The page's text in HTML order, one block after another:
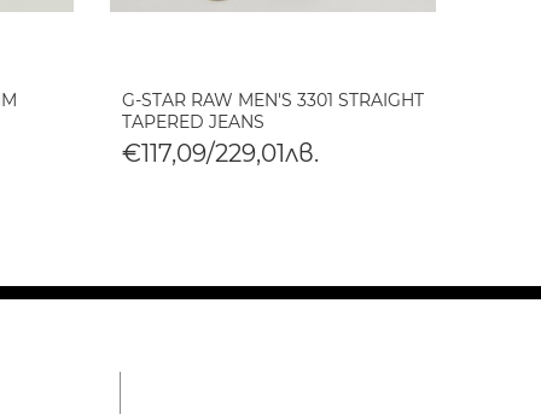
G-STAR RAW MEN'S 3301 STRAIGHT
TAPERED JEANS
€117,09/229,01лв.